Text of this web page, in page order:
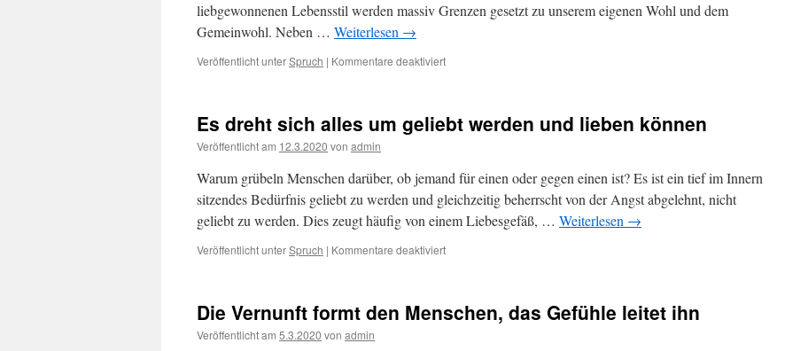
liebgewonnenen Lebensstil werden massiv Grenzen gesetzt zu unserem eigenen Wohl und dem
Gemeinwohl. Neben … Weiterlesen →
Veröffentlicht unterSpruch | Kommentare deaktiviertfür
lernen
leben
lernen
Es dreht sich alles um geliebt werden und lieben können
Veröffentlicht am 12.3.2020 von admin
Warum grübeln Menschen darüber, ob jemand für einen oder gegen einen ist? Es ist ein tief im Innern
sitzendes Bedürfnis geliebt zu werden und gleichzeitig beherrscht von der Angst abgelehnt, nicht
geliebt zu werden. Dies zeugt häufig von einem Liebesgefäß, … Weiterlesen →
Veröffentlicht unterSpruch | Kommentare deaktiviertfür
alles
Die Vernunft formt den Menschen, das Gefühle leitet ihn
Veröffentlicht am 5.3.2020 von admin